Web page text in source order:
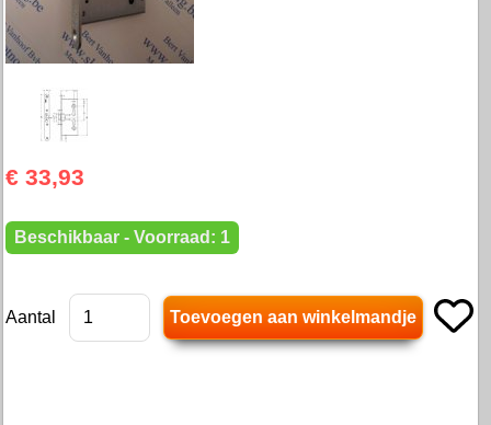
€ 33,93
Beschikbaar - Voorraad: 1
Aantal